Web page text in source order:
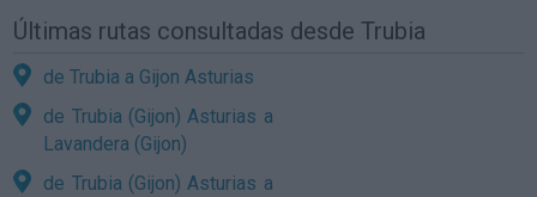
Últimas rutas consultadas desde Trubia
de Trubia a Gijon Asturias
de Trubia (Gijon) Asturias a
Lavandera (Gijon)
de Trubia (Gijon) Asturias a